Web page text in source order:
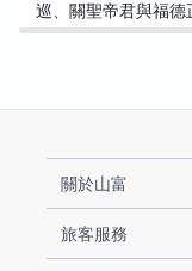
巡、關聖帝君與福
關於山富
旅客服務